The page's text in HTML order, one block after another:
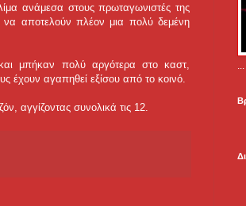
ανάμεσα στους πρωταγωνιστές της
να αποτελούν πλέον μια πολύ δεμένη
μπήκαν πολύ αργότερα στο καστ,
έχουν αγαπηθεί εξίσου από το κοινό.
αγγίζοντας συνολικά τις 12.